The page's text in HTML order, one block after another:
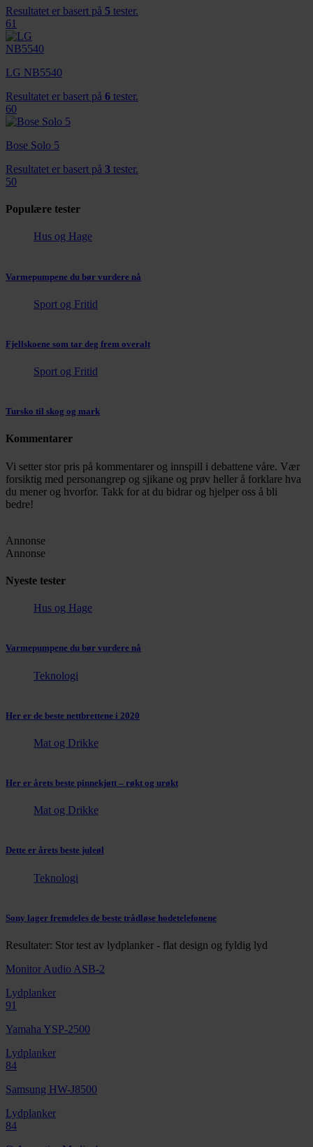
Resultatet er basert på 5 tester.
61
LG NB5540
Resultatet er basert på 6 tester.
60
Bose Solo 5
Resultatet er basert på 3 tester.
50
Populære tester
Hus og Hage
Varmepumpene du bør vurdere nå
Sport og Fritid
Fjellskoene som tar deg frem overalt
Sport og Fritid
Tursko til skog og mark
Kommentarer
Vi setter stor pris på kommentarer og innspill i debattene våre. Vær
forsiktig med personangrep og sjikane og prøv heller å forklare hva
du mener og hvorfor. Takk for at du bidrar og hjelper oss å bli
bedre!
Annonse
Annonse
Nyeste tester
Hus og Hage
Varmepumpene du bør vurdere nå
Teknologi
Her er de beste nettbrettene i 2020
Mat og Drikke
Her er årets beste pinnekjøtt – røkt og urøkt
Mat og Drikke
Dette er årets beste juleøl
Teknologi
Sony lager fremdeles de beste trådløse hodetelefonene
Resultater: Stor test av lydplanker - flat design og fyldig lyd
Monitor Audio ASB-2
Lydplanker
91
Yamaha YSP-2500
Lydplanker
84
Samsung HW-J8500
Lydplanker
84